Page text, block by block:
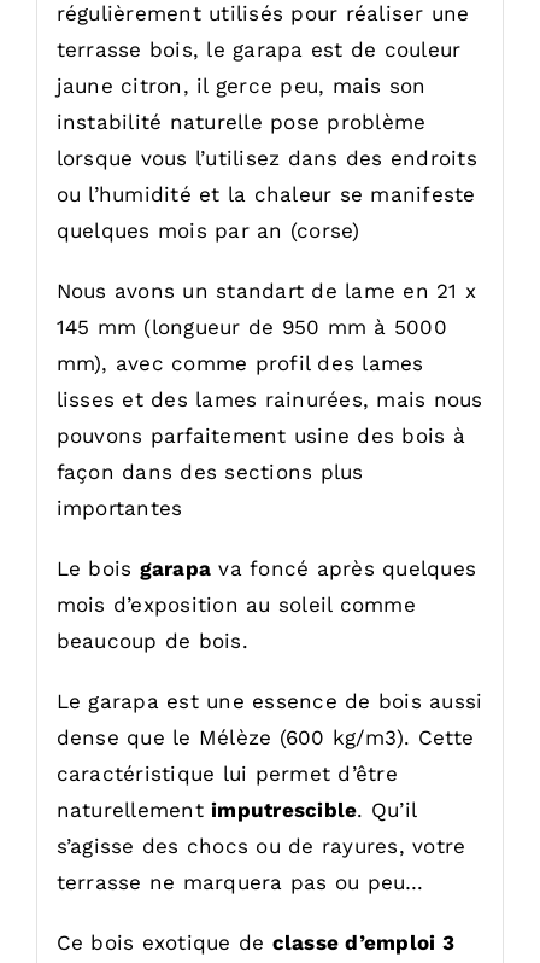
régulièrement utilisés pour réaliser une
terrasse bois, le garapa est de couleur
jaune citron, il gerce peu, mais son
instabilité naturelle pose problème
lorsque vous l’utilisez dans des endroits
ou l’humidité et la chaleur se manifeste
quelques mois par an (corse)
Nous avons un standart de lame en 21 x
145 mm (longueur de 950 mm à 5000
mm), avec comme profil des lames
lisses et des lames rainurées, mais nous
pouvons parfaitement usine des bois à
façon dans des sections plus
importantes
Le bois garapa va foncé après quelques
mois d’exposition au soleil comme
beaucoup de bois.
Le garapa est une essence de bois aussi
dense que le Mélèze (600 kg/m3). Cette
caractéristique lui permet d’être
naturellementimputrescible. Qu’il
s’agisse des chocs ou de rayures, votre
terrasse ne marquera pas ou peu…
Ce bois exotique de classe d’emploi 3